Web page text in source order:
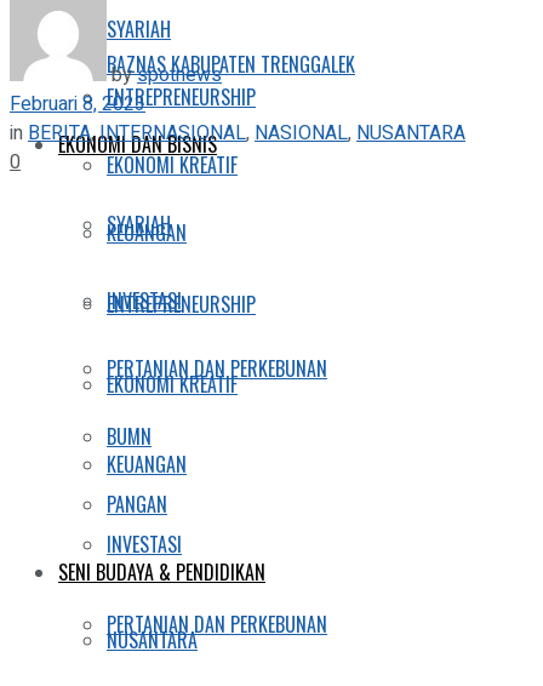
SYARIAH
ENTREPRENEURSHIP
EKONOMI KREATIF
KEUANGAN
INVESTASI
PERTANIAN DAN PERKEBUNAN
BUMN
PANGAN
SENI BUDAYA & PENDIDIKAN
NUSANTARA
BAZNAS KABUPATEN TRENGGALEK
EKONOMI DAN BISNIS
SYARIAH
ENTREPRENEURSHIP
EKONOMI KREATIF
KEUANGAN
INVESTASI
PERTANIAN DAN PERKEBUNAN
byspotnews
Februari 8, 2023
in BERITA,INTERNASIONAL, NASIONAL, NUSANTARA
0